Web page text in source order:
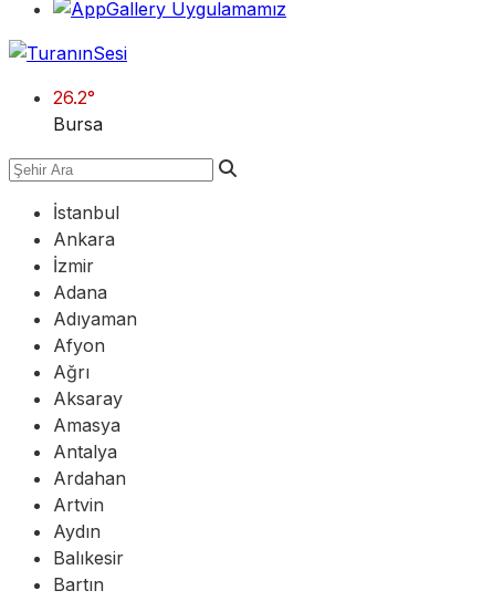
26.2°
Bursa
İstanbul
Ankara
İzmir
Adana
Adıyaman
Afyon
Ağrı
Aksaray
Amasya
Antalya
Ardahan
Artvin
Aydın
Balıkesir
Bartın